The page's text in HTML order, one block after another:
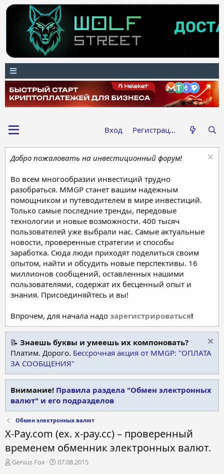
Вход Регистрация
Добро пожаловать на инвестиционный форум!
Во всем многообразии инвестиций трудно
разобраться. MMGP станет вашим надежным
помощником и путеводителем в мире инвестиций.
Только самые последние тренды, передовые
технологии и новые возможности. 400 тысяч
пользователей уже выбрали нас. Самые актуальные
новости, проверенные стратегии и способы
заработка. Сюда люди приходят поделиться своим
опытом, найти и обсудить новые перспективы. 16
миллионов сообщений, оставленных нашими
пользователями, содержат их бесценный опыт и
знания. Присоединяйтесь и вы!
Впрочем, для начала надо зарегистрироваться!
📝 Знаешь буквы и умеешь их компоновать?
Платим. Дорого. Бессрочная акция от MMGP: "ОПЛАТА
ЗА СООБЩЕНИЯ"
Внимание! Правила раздела "Обмен электронных
валют" и его подразделов
Обмен электронных валют
X-Pay.com (ex. x-pay.cc) – проверенный
временем обменник электронных валют.
А
Genius Fox
Д
07.08.2015